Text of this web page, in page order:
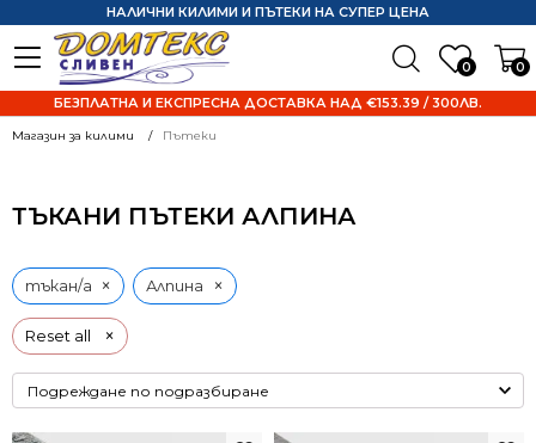
0 0
НАЛИЧНИ КИЛИМИ И ПЪТЕКИ НА СУПЕР ЦЕНА
БЕЗПЛАТНА И ЕКСПРЕСНА ДОСТАВКА НАД €153.39 / 300ЛВ.
Магазин за килими Пътеки
ТЪКАНИ ПЪТЕКИ АЛПИНА
Reset all ×
тъкан/а × Алпина ×